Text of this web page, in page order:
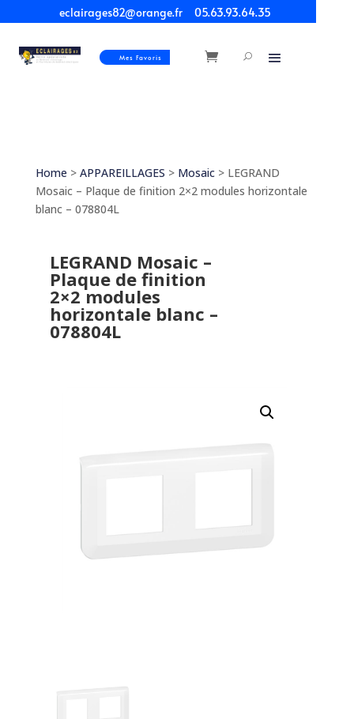
eclairages82@orange.fr 05.63.93.64.35
Mes Favoris
Home > APPAREILLAGES > Mosaic> LEGRAND
Mosaic – Plaque de finition 2×2 modules horizontale
blanc – 078804L
LEGRAND Mosaic –
Plaque de finition
2×2 modules
horizontale blanc –
078804L